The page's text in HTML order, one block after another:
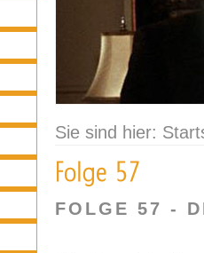
Sie sind hier:
FOLGE 57 -